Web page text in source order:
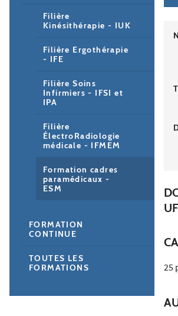
25
Filière
Kinésithérapie - IUK
Filière Ergothérapie
- IFE
Filière Soins
Infirmiers - IFSI et
IPA
Filière
ÉlectroRadiologie
médicale - IFMEM
Formation cadres
paramédicaux -
ESM
FORMATION
CONTINUE
TOUTES LES
FORMATIONS